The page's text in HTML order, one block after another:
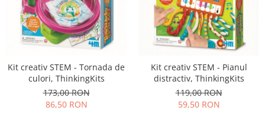
Kit creativ STEM - Tornada de
culori, ThinkingKits
173,00 RON
86,50 RON
Kit creativ STEM - Pianul
distractiv, ThinkingKits
119,00 RON
59,50 RON